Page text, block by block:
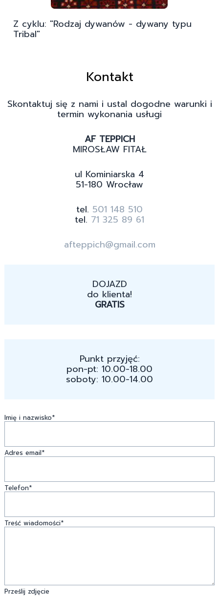
Z cyklu: "Rodzaj dywanów - dywany typu
Tribal"
Kontakt
Skontaktuj się z nami i ustal dogodne warunki i
termin wykonania usługi
AF TEPPICH
MIROSŁAW FITAŁ
ul Kominiarska 4
51-180 Wrocław
tel. 501 148 510
tel. 71 325 89 61
afteppich@gmail.com
DOJAZD
do klienta!
GRATIS
Punkt przyjęć:
pon-pt: 10.00-18.00
soboty: 10.00-14.00
Imię i nazwisko*
Adres email*
Telefon*
Treść wiadomości*
Prześlij zdjęcie